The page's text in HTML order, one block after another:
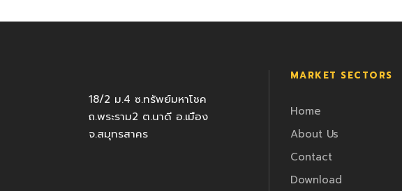
18/2 ม.4 ซ.ทรัพย์มหาโชค
ถ.พระราม2 ต.นาดี อ.เมือง
จ.สมุทรสาคร
MARKET SECTORS
Home
About Us
Contact
Download